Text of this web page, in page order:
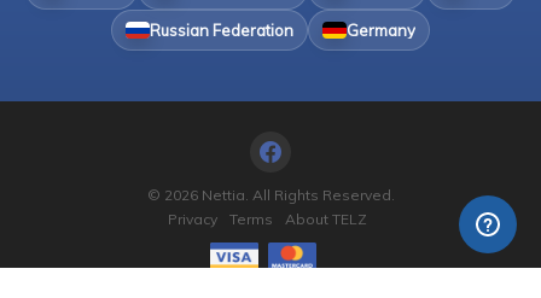
Russian Federation Germany
© 2026 Nettia. All Rights Reserved.
Privacy
Terms About TELZ